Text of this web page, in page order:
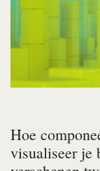
Hoe
visualiseer je